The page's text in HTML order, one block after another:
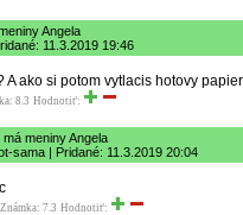
Angela
11.3.2019 19:46
A ako si potom vytlacis hotovy papier
8.3 Hodnotiť:
má meniny Angela
sama | Pridané: 11.3.2019 20:04
Známka: 7.3 Hodnotiť: